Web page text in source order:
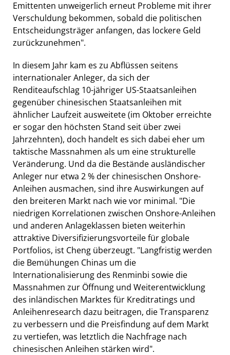
Emittenten unweigerlich erneut Probleme mit ihrer
Verschuldung bekommen, sobald die politischen
Entscheidungsträger anfangen, das lockere Geld
zurückzunehmen".
In diesem Jahr kam es zu Abflüssen seitens
internationaler Anleger, da sich der
Renditeaufschlag 10-jähriger US-Staatsanleihen
gegenüber chinesischen Staatsanleihen mit
ähnlicher Laufzeit ausweitete (im Oktober erreichte
er sogar den höchsten Stand seit über zwei
Jahrzehnten), doch handelt es sich dabei eher um
taktische Massnahmen als um eine strukturelle
Veränderung. Und da die Bestände ausländischer
Anleger nur etwa 2 % der chinesischen Onshore-
Anleihen ausmachen, sind ihre Auswirkungen auf
den breiteren Markt nach wie vor minimal. "Die
niedrigen Korrelationen zwischen Onshore-Anleihen
und anderen Anlageklassen bieten weiterhin
attraktive Diversifizierungsvorteile für globale
Portfolios, ist Cheng überzeugt. "Langfristig werden
die Bemühungen Chinas um die
Internationalisierung des Renminbi sowie die
Massnahmen zur Öffnung und Weiterentwicklung
des inländischen Marktes für Kreditratings und
Anleihenresearch dazu beitragen, die Transparenz
zu verbessern und die Preisfindung auf dem Markt
zu vertiefen, was letztlich die Nachfrage nach
chinesischen Anleihen stärken wird".